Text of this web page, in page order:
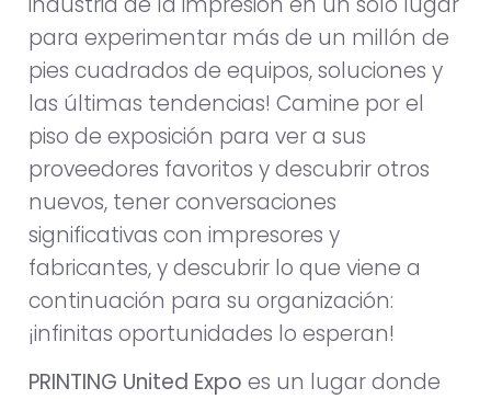
para experimentar más de un millón de
pies cuadrados de equipos, soluciones y
las últimas tendencias! Camine por el
piso de exposición para ver a sus
proveedores favoritos y descubrir otros
nuevos, tener conversaciones
significativas con impresores y
fabricantes, y descubrir lo que viene a
continuación para su organización:
¡infinitas oportunidades lo esperan!
PRINTING United Expo es un lugar donde